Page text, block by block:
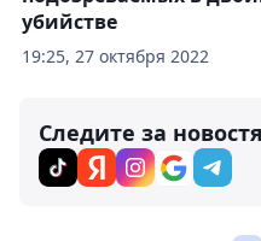
19:25, 27 октября 2022
убийстве
Следите за